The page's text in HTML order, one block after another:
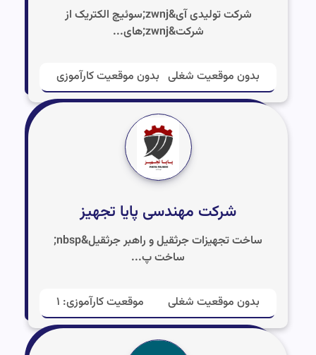
شرکت تولیدی آی&zwnj;سوئیچ الکتریک از
شرکت&zwnj;های...
بدون موقعیت شغلی بدون موقعیت کارآموزی
شرکت مهندسی پایا تجهیز
ساخت تجهیزات جرثقیل و راهبر جرثقیل&nbsp;
ساخت پ...
بدون موقعیت شغلی موقعیت کارآموزی: ۱